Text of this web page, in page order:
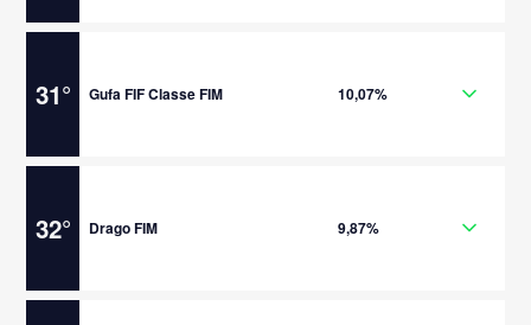
31° Gufa FIF Classe FIM 10,07%
32° Drago FIM 9,87%